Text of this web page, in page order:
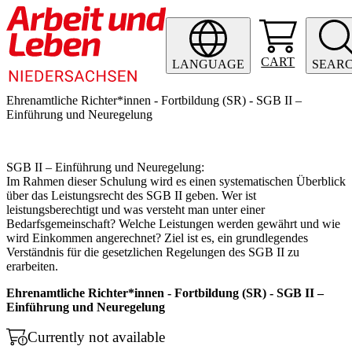
LANGUAGE CART
Ehrenamtliche Richter*innen - Fortbildung (SR) - SGB II –
Einführung und Neuregelung
SGB II – Einführung und Neuregelung:
Im Rahmen dieser Schulung wird es einen systematischen Überblick
über das Leistungsrecht des SGB II geben. Wer ist
leistungsberechtigt und was versteht man unter einer
Bedarfsgemeinschaft? Welche Leistungen werden gewährt und wie
wird Einkommen angerechnet? Ziel ist es, ein grundlegendes
Verständnis für die gesetzlichen Regelungen des SGB II zu
erarbeiten.
Ehrenamtliche Richter*innen - Fortbildung (SR) - SGB II –
Einführung und Neuregelung
Currently not available